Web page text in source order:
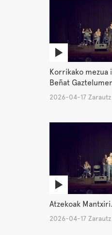
Korrikako mezua
Beñat
2026-04-17 Zarautz
Atzekoak
2026-04-17 Zarautz